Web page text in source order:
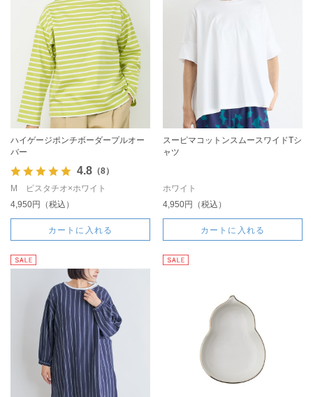
ハイゲージポンチボーダープルオー
バー
4.8（8）
M ピスタチオ×ホワイト
4,950円（税込）
カートに入れる
スーピマコットンスムースワイドTシ
ャツ
ホワイト
4,950円（税込）
カートに入れる